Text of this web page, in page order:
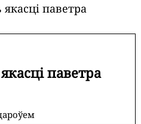
паветра
паветра